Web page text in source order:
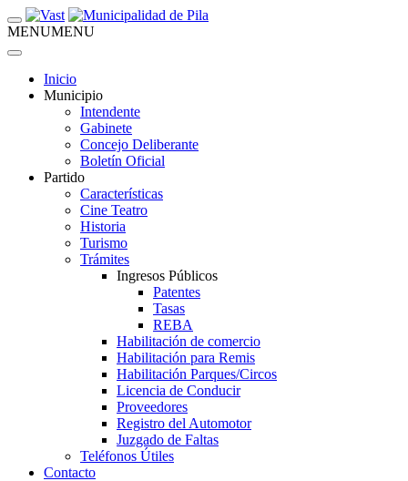
MENUMENU
Inicio
Municipio
Intendente
Gabinete
Concejo Deliberante
Boletín Oficial
Partido
Características
Cine Teatro
Historia
Turismo
Trámites
Ingresos Públicos
Patentes
Tasas
REBA
Habilitación de comercio
Habilitación para Remis
Habilitación Parques/Circos
Licencia de Conducir
Proveedores
Registro del Automotor
Juzgado de Faltas
Teléfonos Útiles
Contacto